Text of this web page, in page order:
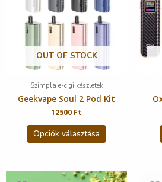
OUT OF STOCK
Szimpla e-cigi készletek
Geekvape Soul 2 Pod Kit
12500 Ft
Opciók választása